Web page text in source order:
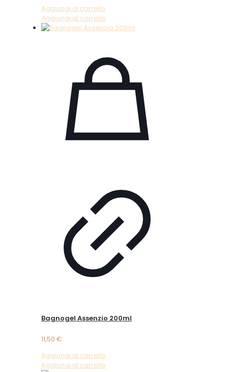
Aggiungi al carrello
Aggiungi al carrello
Bagnogel Assenzio 200ml
11,50 €
Aggiungi al carrello
Aggiungi al carrello